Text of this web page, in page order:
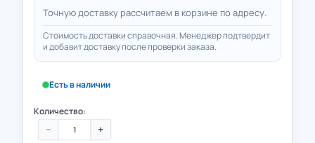
Точную доставку рассчитаем в корзине по адресу.
Стоимость доставки справочная. Менеджер подтвердит
и добавит доставку после проверки заказа.
Есть в наличии
Количество:
− +